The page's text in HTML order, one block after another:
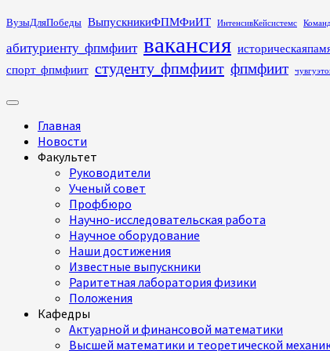
Перейти
содержимому
ВузыДляПобеды ВыпускникиФПМФиИТ ИнтенсивКейсистемс
абитуриенту_фпмфиит вакансия
спорт_фпмфиит студенту_фпмфиит фпмфиит
Основное
Главная
Новости
Факультет
Руководители
Ученый совет
Профбюро
Научно-исследовательская работа
Научное оборудование
Наши достижения
Известные выпускники
Раритетная лаборатория физики
Положения
Кафедры
Актуарной и финансовой математики
Высшей математики и теоретической